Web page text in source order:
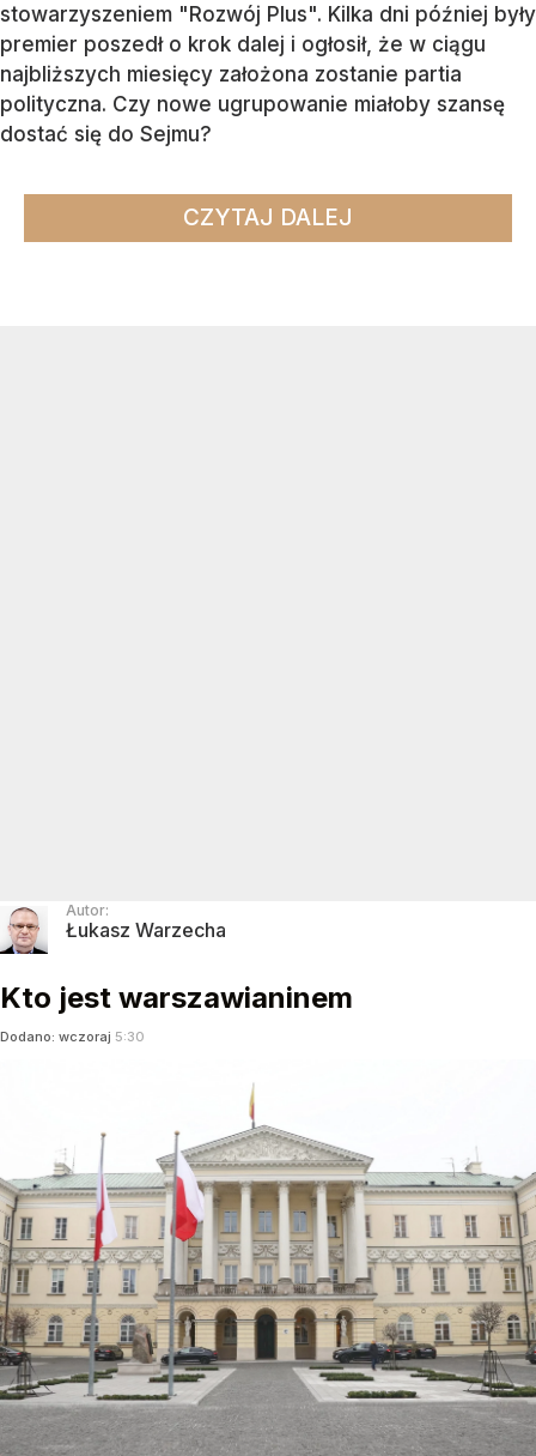
stowarzyszeniem "Rozwój Plus". Kilka dni później były
premier poszedł o krok dalej i ogłosił, że w ciągu
najbliższych miesięcy założona zostanie partia
polityczna. Czy nowe ugrupowanie miałoby szansę
dostać się do Sejmu?
CZYTAJ DALEJ
Autor:
Łukasz Warzecha
Kto jest warszawianinem
Dodano: wczoraj 5:30